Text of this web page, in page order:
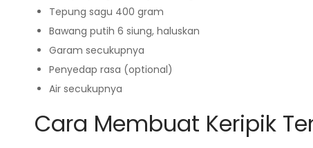
Tepung sagu 400 gram
Bawang putih 6 siung, haluskan
Garam secukupnya
Penyedap rasa (optional)
Air secukupnya
Cara Membuat Keripik